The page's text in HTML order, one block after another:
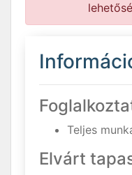
Teljes
Elvárt